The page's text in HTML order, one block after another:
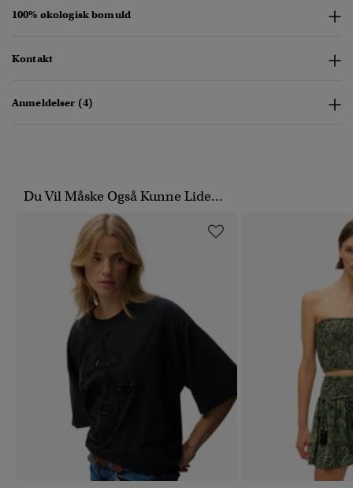
100% økologisk bomuld
Kontakt
Anmeldelser (4)
Du Vil Måske Også Kunne Lide...